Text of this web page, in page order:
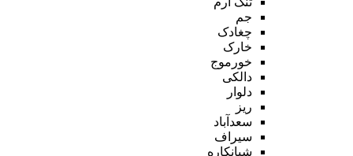
جم
چغادک
خارک
خورموج
دالکی
دلوار
ریز
سعدآباد
سیراف
شبانکاره